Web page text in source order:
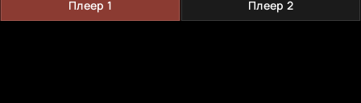
Плеер 1 Плеер 2